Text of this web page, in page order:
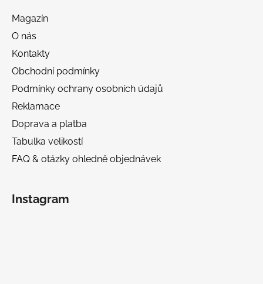
Magazín
O nás
Kontakty
Obchodní podmínky
Podmínky ochrany osobních údajů
Reklamace
Doprava a platba
Tabulka velikostí
FAQ & otázky ohledně objednávek
Instagram